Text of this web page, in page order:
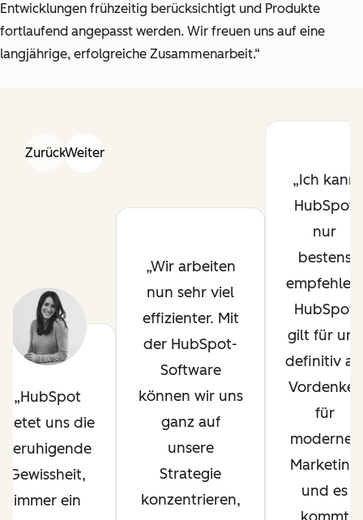
Entwicklungen frühzeitig berücksichtigt und Produkte
fortlaufend angepasst werden. Wir freuen uns auf eine
langjährige, erfolgreiche Zusammenarbeit.“
ZurückWeiter
HubSpot
bietet uns die
beruhigende
Gewissheit,
immer ein
Wir arbeiten
nun sehr viel
effizienter. Mit
der HubSpot-
Software
können wir uns
ganz auf
unsere
Strategie
konzentrieren,
Ich kann
HubSpot
nur
bestens
empfehlen!
HubSpot
gilt für uns
definitiv als
Vordenker
für
modernes
Marketing
und es